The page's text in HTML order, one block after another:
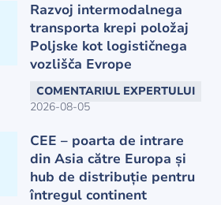
Razvoj intermodalnega
transporta krepi položaj
Poljske kot logističnega
vozlišča Evrope
COMENTARIUL EXPERTULUI
2026-08-05
CEE – poarta de intrare
din Asia către Europa și
hub de distribuție pentru
întregul continent